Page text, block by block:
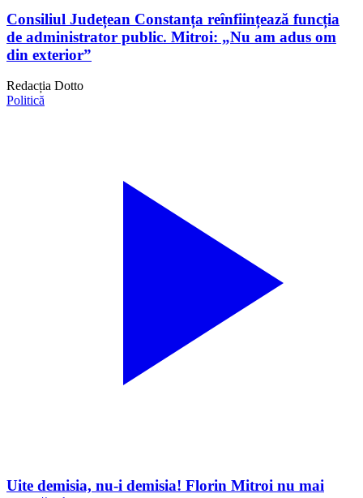
Consiliul Județean Constanța reînființează funcția
de administrator public. Mitroi: „Nu am adus om
din exterior”
Redacția Dotto
Politică
Uite demisia, nu-i demisia! Florin Mitroi nu mai